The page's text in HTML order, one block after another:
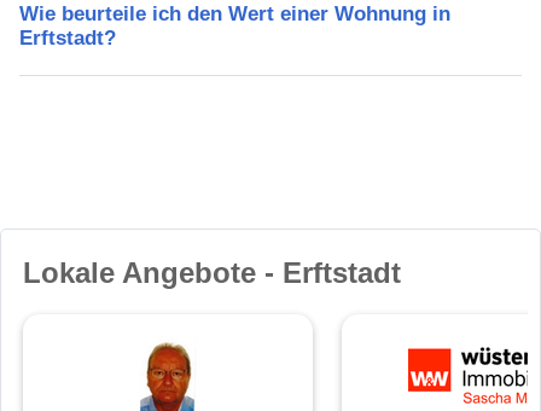
Wie beurteile ich den Wert einer Wohnung in
Erftstadt?
Lokale Angebote - Erftstadt